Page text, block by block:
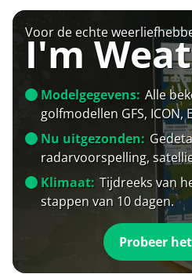
Voor de echte
I'm
Modelgegevens: Alle
golfmodellen GFS, ICON,
Nu uitgezonden:
radarvoorspelling,
Klimaat: Tijdreeks van
stappen van 10 dagen.
Probeer